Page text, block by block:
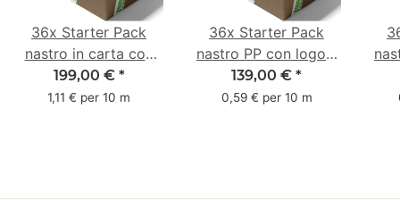
36x Starter Pack
nastro in carta con
logo - 1 colore - 50
mm x 50 m - caucciù
199,00 € *
1,11 € per 10 m
36x Starter Pack
nastro PP con logo -
1 colore - 48 mm x
66 m
139,00 € *
0,59 € per 10 m